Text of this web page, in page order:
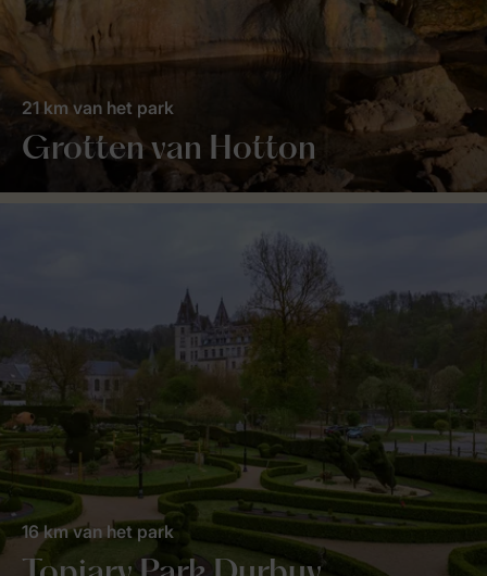
Grotten van Hotton
21 km van het park
16 km van het park